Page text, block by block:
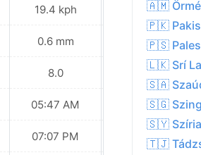
19.4 kph
0.6 mm
8.0
05:47 AM
07:07 PM
13.0 kph
0.0 mm
9.0
05:48 AM
07:07 PM
🇦🇲
🇵🇰
🇵🇸
🇱🇰 Srí
🇸🇦
🇸🇬
🇸🇾 Szíria
🇹🇯